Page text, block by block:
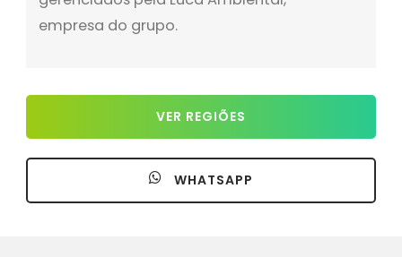
empresa do grupo.
VER REGIÕES
WHATSAPP